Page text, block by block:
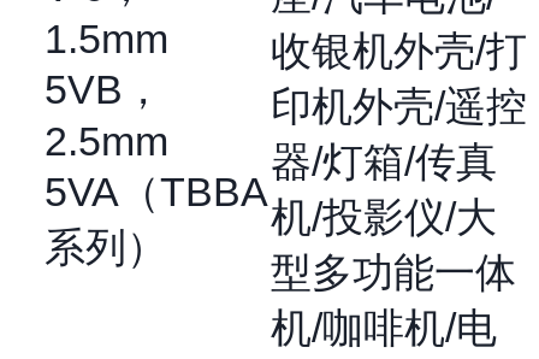
1.5mm
5VB，
2.5mm
5VA（TBBA
系列）
收银机外壳/打
印机外壳/遥控
器/灯箱/传真
机/投影仪/大
型多功能一体
机/咖啡机/电